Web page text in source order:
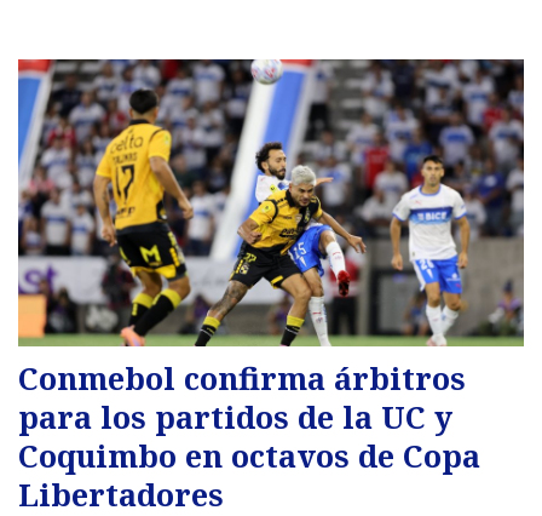
Conmebol confirma árbitros
para los partidos de la UC y
Coquimbo en octavos de Copa
Libertadores